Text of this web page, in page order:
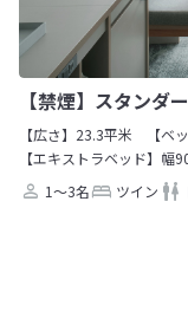
【禁煙】スタンダ
【広さ】23.3平米
【ベ
【エキストラベッド】幅
1～3名
ツイン